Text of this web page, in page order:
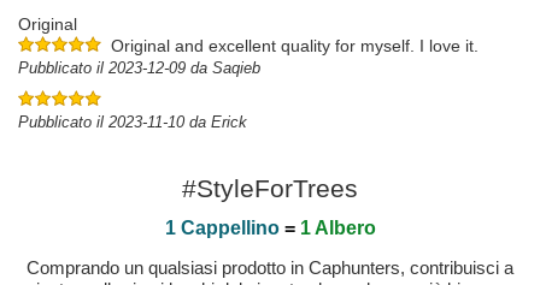
Original
Original and excellent quality for myself. I love it.
Pubblicato il 2023-12-09 da Saqieb
Pubblicato il 2023-11-10 da Erick
#StyleForTrees
1 Cappellino= 1 Albero
Comprando un qualsiasi prodotto in Caphunters, contribuisci a